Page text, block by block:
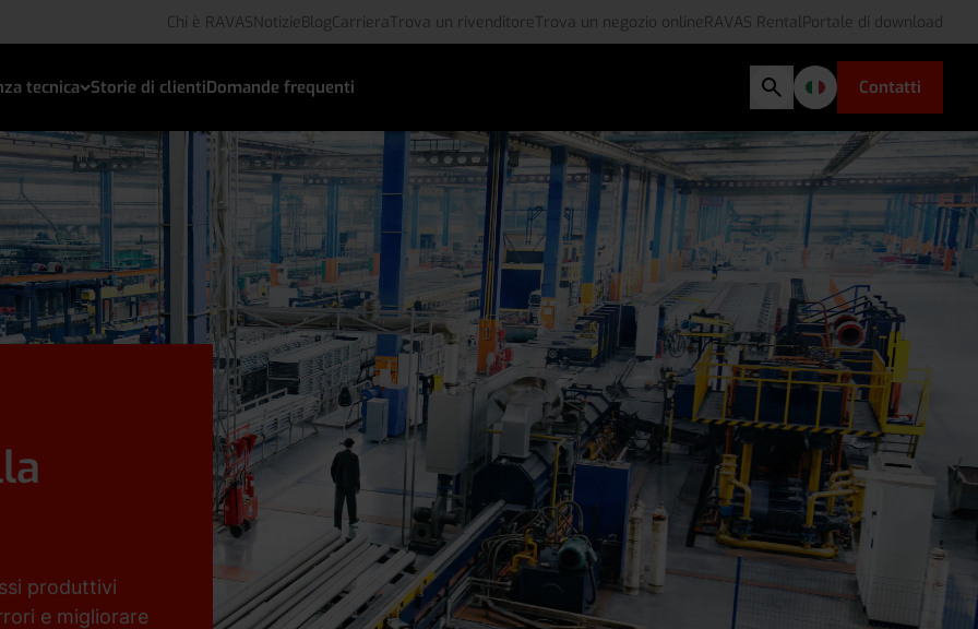
Chi è RAVASNotizieBlogCarriera Trova un rivenditore Trova un negozio onlineRAVAS RentalPortale di download
tecnica Storie di clientiDomande frequenti Contatti
produttivi
e migliorare